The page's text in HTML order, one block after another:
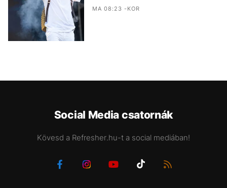
MA 08:23 -KOR
Social Media csatornák
Kövesd a Refresher.hu-t a social mediában!